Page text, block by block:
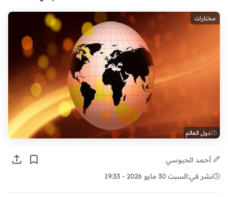
مختارات
دول العالم
أحمد الحبوسي
نشر في:السبت 30 مايو 2026 - 19:33